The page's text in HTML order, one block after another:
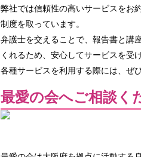
弊社では信頼性の高いサービスをお
制度を取っています。
弁護士を交えることで、報告書と講
くれるため、安心してサービスを受
各種サービスを利用する際には、ぜ
最愛の会へご相談く